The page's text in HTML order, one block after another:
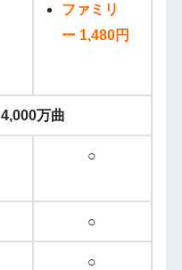
ファミリ
ー 1,480円
4,000万曲
○
○
○